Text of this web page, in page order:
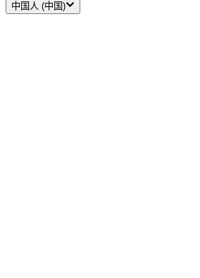
中国人 (中国)